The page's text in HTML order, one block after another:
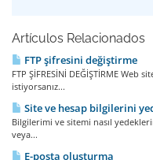
Artículos Relacionados
FTP şifresini değiştirme
FTP ŞİFRESİNİ DEĞİŞTİRME Web
istiyorsanız...
Site ve hesap bilgilerini
Bilgilerimi ve sitemi nasıl
veya...
E-posta olusturma